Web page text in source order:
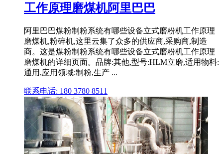
工作原理磨煤机阿里巴巴
阿里巴巴煤粉制粉系统有哪些设备立式磨粉机工作原理
磨煤机,粉碎机,这里云集了众多的供应商,采购商,制造
商。这是煤粉制粉系统有哪些设备立式磨粉机工作原理
磨煤机的详细页面。品牌:其他,型号:HLM立磨,适用物料:
通用,应用领域:制粉,生产 ...
联系电话: 180 3780 8511